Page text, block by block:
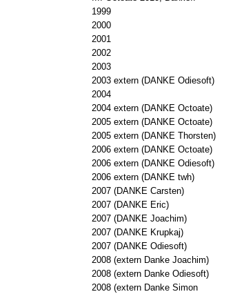
1999
2000
2001
2002
2003
2003 extern (DANKE Odiesoft)
2004
2004 extern (DANKE Octoate)
2005 extern (DANKE Octoate)
2005 extern (DANKE Thorsten)
2006 extern (DANKE Octoate)
2006 extern (DANKE Odiesoft)
2006 extern (DANKE twh)
2007 (DANKE Carsten)
2007 (DANKE Eric)
2007 (DANKE Joachim)
2007 (DANKE Krupkaj)
2007 (DANKE Odiesoft)
2008 (extern Danke Joachim)
2008 (extern Danke Odiesoft)
2008 (extern Danke Simon